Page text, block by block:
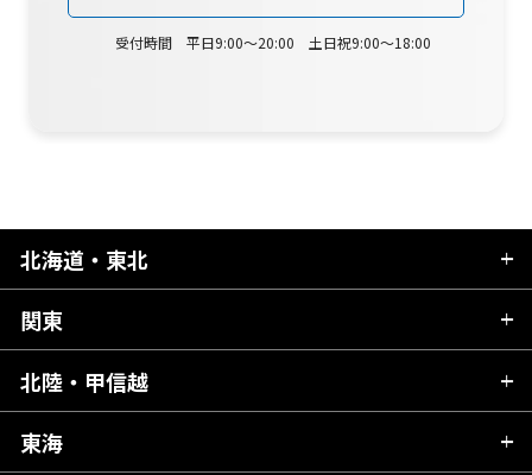
受付時間 平日9:00～20:00 土日祝9:00～18:00
北海道・東北
北海道
青森県
秋田県
関東
茨城県
栃木県
北陸・甲信越
新潟県
東海